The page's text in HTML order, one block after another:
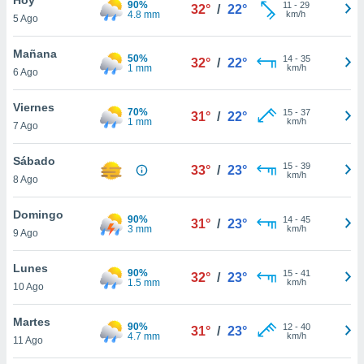
y
en
más
de
5 Ago
90%
4.8 mm
32° / 22° 11 - 29
km/h
Mañana
6 Ago
50%
1 mm
32° / 22° 14- 35
km/h
Viernes
7 Ago
70%
1 mm
31° / 22° 15- 37
km/h
Sábado
8 Ago
33° / 23° 15- 39
km/h
Domingo
9 Ago
90%
3 mm
31° / 23° 14- 45
km/h
Lunes
10 Ago
90%
1.5 mm
32° / 23° 15- 41
km/h
Martes
11 Ago
90%
4.7 mm
31° / 23° 12- 40
km/h